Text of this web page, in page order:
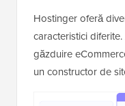
Hostinger oferă
caracteristici
găzduire
un constructor de